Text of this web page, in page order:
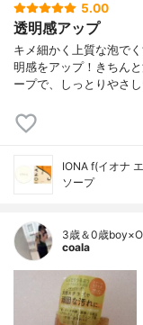
5.00
透明感アップ
キメ細かく上質な泡で
明感をアップ！きちん
ープで、しっとりやさ
IONA f(イオナ
ソープ
3歳＆0歳
coala